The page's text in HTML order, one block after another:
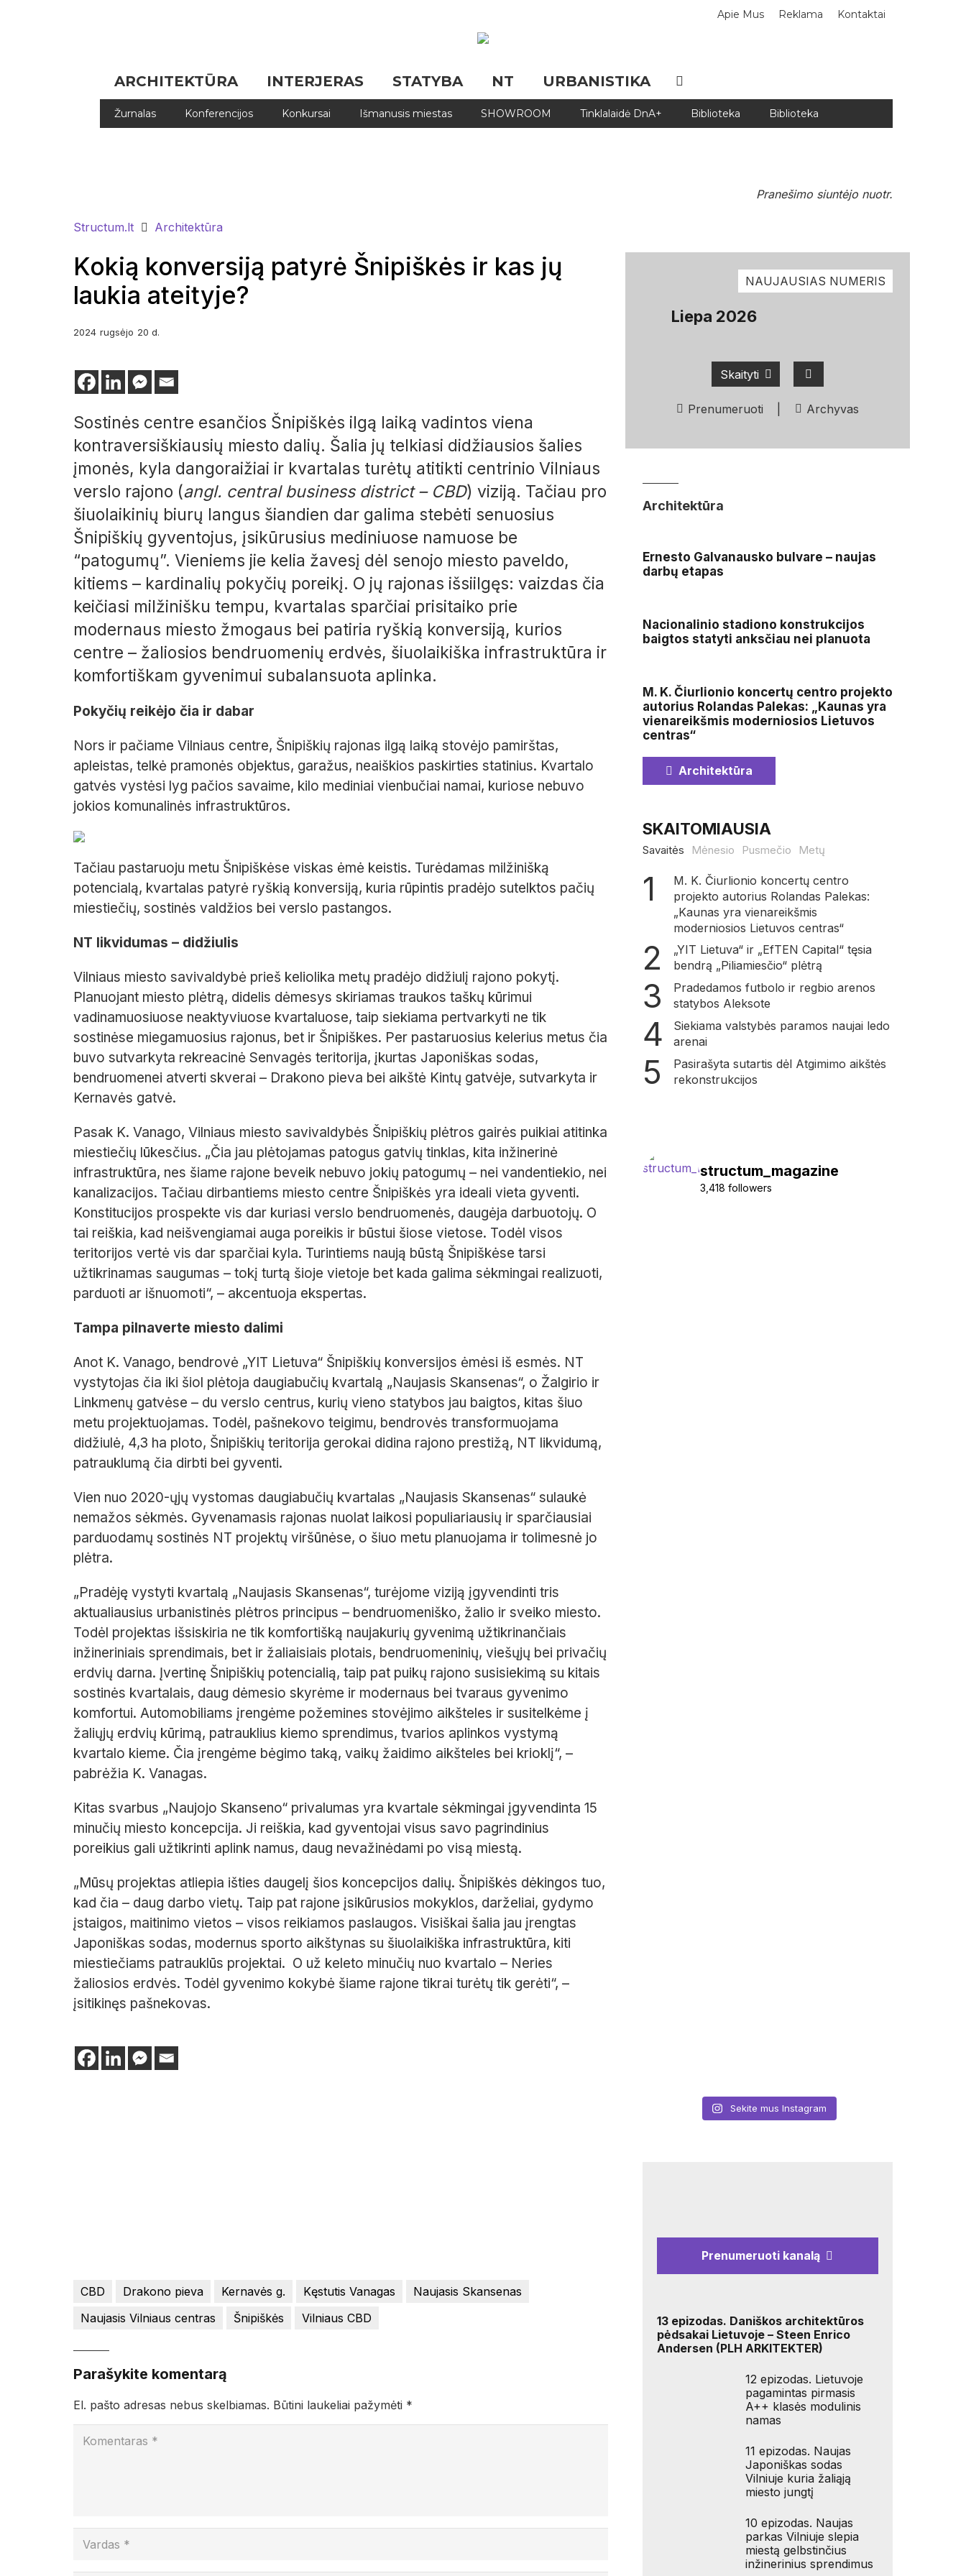
Apie Mus Reklama Kontaktai
ARCHITEKTŪRA INTERJERAS STATYBA NT URBANISTIKA
Žurnalas Konferencijos Konkursai Išmanusis miestas SHOWROOM Tinklalaidė DnA+ Biblioteka Biblioteka
Pranešimo siuntėjo nuotr.
Structum.lt Architektūra
Kokią konversiją patyrė Šnipiškės ir kas jų
laukia ateityje?
2024 rugsėjo 20 d.
Sostinės centre esančios Šnipiškės ilgą laiką vadintos viena
kontraversiškiausių miesto dalių. Šalia jų telkiasi didžiausios šalies
įmonės, kyla dangoraižiai ir kvartalas turėtų atitikti centrinio Vilniaus
verslo rajono (angl. central business district – CBD) viziją. Tačiau pro
šiuolaikinių biurų langus šiandien dar galima stebėti senuosius
Šnipiškių gyventojus, įsikūrusius mediniuose namuose be
“patogumų”. Vieniems jie kelia žavesį dėl senojo miesto paveldo,
kitiems – kardinalių pokyčių poreikį. O jų rajonas išsiilgęs: vaizdas čia
keičiasi milžinišku tempu, kvartalas sparčiai prisitaiko prie
modernaus miesto žmogaus bei patiria ryškią konversiją, kurios
centre – žaliosios bendruomenių erdvės, šiuolaikiška infrastruktūra ir
komfortiškam gyvenimui subalansuota aplinka.
Pokyčių reikėjo čia ir dabar
Nors ir pačiame Vilniaus centre, Šnipiškių rajonas ilgą laiką stovėjo pamirštas,
apleistas, telkė pramonės objektus, garažus, neaiškios paskirties statinius. Kvartalo
gatvės vystėsi lyg pačios savaime, kilo mediniai vienbučiai namai, kuriose nebuvo
jokios komunalinės infrastruktūros.
Tačiau pastaruoju metu Šnipiškėse viskas ėmė keistis. Turėdamas milžinišką
potencialą, kvartalas patyrė ryškią konversiją, kuria rūpintis pradėjo sutelktos pačių
miestiečių, sostinės valdžios bei verslo pastangos.
NT likvidumas – didžiulis
Vilniaus miesto savivaldybė prieš keliolika metų pradėjo didžiulį rajono pokytį.
Planuojant miesto plėtrą, didelis dėmesys skiriamas traukos taškų kūrimui
vadinamuosiuose neaktyviuose kvartaluose, taip siekiama pertvarkyti ne tik
sostinėse miegamuosius rajonus, bet ir Šnipiškes. Per pastaruosius kelerius metus čia
buvo sutvarkyta rekreacinė Senvagės teritorija, įkurtas Japoniškas sodas,
bendruomenei atverti skverai – Drakono pieva bei aikštė Kintų gatvėje, sutvarkyta ir
Kernavės gatvė.
Pasak K. Vanago, Vilniaus miesto savivaldybės Šnipiškių plėtros gairės puikiai atitinka
miestiečių lūkesčius. „Čia jau plėtojamas patogus gatvių tinklas, kita inžinerinė
infrastruktūra, nes šiame rajone beveik nebuvo jokių patogumų – nei vandentiekio, nei
kanalizacijos. Tačiau dirbantiems miesto centre Šnipiškės yra ideali vieta gyventi.
Konstitucijos prospekte vis dar kuriasi verslo bendruomenės, daugėja darbuotojų. O
tai reiškia, kad neišvengiamai auga poreikis ir būstui šiose vietose. Todėl visos
teritorijos vertė vis dar sparčiai kyla. Turintiems naują būstą Šnipiškėse tarsi
užtikrinamas saugumas – tokį turtą šioje vietoje bet kada galima sėkmingai realizuoti,
parduoti ar išnuomoti“, – akcentuoja ekspertas.
Tampa pilnaverte miesto dalimi
Anot K. Vanago, bendrovė „YIT Lietuva“ Šnipiškių konversijos ėmėsi iš esmės. NT
vystytojas čia iki šiol plėtoja daugiabučių kvartalą „Naujasis Skansenas“, o Žalgirio ir
Linkmenų gatvėse – du verslo centrus, kurių vieno statybos jau baigtos, kitas šiuo
metu projektuojamas. Todėl, pašnekovo teigimu, bendrovės transformuojama
didžiulė, 4,3 ha ploto, Šnipiškių teritorija gerokai didina rajono prestižą, NT likvidumą,
patrauklumą čia dirbti bei gyventi.
Vien nuo 2020-ųjų vystomas daugiabučių kvartalas „Naujasis Skansenas“ sulaukė
nemažos sėkmės. Gyvenamasis rajonas nuolat laikosi populiariausių ir sparčiausiai
parduodamų sostinės NT projektų viršūnėse, o šiuo metu planuojama ir tolimesnė jo
plėtra.
„Pradėję vystyti kvartalą „Naujasis Skansenas“, turėjome viziją įgyvendinti tris
aktualiausius urbanistinės plėtros principus – bendruomeniško, žalio ir sveiko miesto.
Todėl projektas išsiskiria ne tik komfortišką naujakurių gyvenimą užtikrinančiais
inžineriniais sprendimais, bet ir žaliaisiais plotais, bendruomeninių, viešųjų bei privačių
erdvių darna. Įvertinę Šnipiškių potencialią, taip pat puikų rajono susisiekimą su kitais
sostinės kvartalais, daug dėmesio skyrėme ir modernaus bei tvaraus gyvenimo
komfortui. Automobiliams įrengėme požemines stovėjimo aikšteles ir susitelkėme į
žaliųjų erdvių kūrimą, patrauklius kiemo sprendimus, tvarios aplinkos vystymą
kvartalo kieme. Čia įrengėme bėgimo taką, vaikų žaidimo aikšteles bei krioklį“, –
pabrėžia K. Vanagas.
Kitas svarbus „Naujojo Skanseno“ privalumas yra kvartale sėkmingai įgyvendinta 15
minučių miesto koncepcija. Ji reiškia, kad gyventojai visus savo pagrindinius
poreikius gali užtikrinti aplink namus, daug nevažinėdami po visą miestą.
„Mūsų projektas atliepia išties daugelį šios koncepcijos dalių. Šnipiškės dėkingos tuo,
kad čia – daug darbo vietų. Taip pat rajone įsikūrusios mokyklos, darželiai, gydymo
įstaigos, maitinimo vietos – visos reikiamos paslaugos. Visiškai šalia jau įrengtas
Japoniškas sodas, modernus sporto aikštynas su šiuolaikiška infrastruktūra, kiti
miestiečiams patrauklūs projektai. O už keleto minučių nuo kvartalo – Neries
žaliosios erdvės. Todėl gyvenimo kokybė šiame rajone tikrai turėtų tik gerėti“, –
įsitikinęs pašnekovas.
CBD Drakono pieva Kernavės g. Kęstutis Vanagas
Naujasis Skansenas
Naujasis Vilniaus centras
Šnipiškės Vilniaus CBD
Parašykite komentarą
El. pašto adresas nebus skelbiamas. Būtini laukeliai pažymėti *
NAUJAUSIAS NUMERIS
Liepa 2026
Skaityti
Prenumeruoti Archyvas
Architektūra
Ernesto Galvanausko bulvare – naujas
darbų etapas
Nacionalinio stadiono konstrukcijos
baigtos statyti anksčiau nei planuota
M. K. Čiurlionio koncertų centro projekto
autorius Rolandas Palekas: „Kaunas yra
vienareikšmis moderniosios Lietuvos
centras“
Architektūra
SKAITOMIAUSIA
Savaitės Mėnesio Pusmečio Metų
M. K. Čiurlionio koncertų centro
projekto autorius Rolandas Palekas:
„Kaunas yra vienareikšmis
moderniosios Lietuvos centras“
„YIT Lietuva“ ir „EfTEN Capital“ tęsia
bendrą „Piliamiesčio“ plėtrą
Pradedamos futbolo ir regbio arenos
statybos Aleksote
Siekiama valstybės paramos naujai ledo
arenai
Pasirašyta sutartis dėl Atgimimo aikštės
rekonstrukcijos
structum_magazine
3,418 followers
Sekite mus Instagram
Prenumeruoti kanalą
13 epizodas. Daniškos architektūros
pėdsakai Lietuvoje – Steen Enrico
Andersen (PLH ARKITEKTER)
12 epizodas. Lietuvoje
pagamintas pirmasis
A++ klasės modulinis
namas
11 epizodas. Naujas
Japoniškas sodas
Vilniuje kuria žaliąją
miesto jungtį
10 epizodas. Naujas
parkas Vilniuje slepia
miestą gelbstinčius
inžinerinius sprendimus